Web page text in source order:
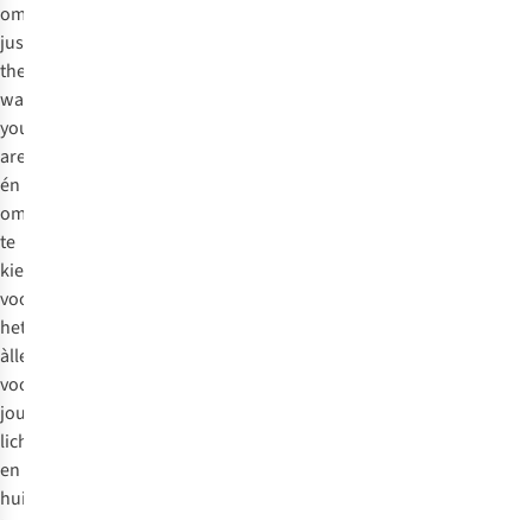
omarmen
just
the
way
you
are
én
om
te
kiezen
voor
het
àllerbeste
voor
jouw
lichaam
en
huid.